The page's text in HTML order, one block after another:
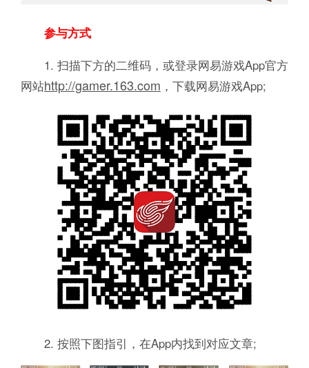
参与方式
1. 扫描下方的二维码，或登录网易游戏App官方
网站http://gamer.163.com ，下载网易游戏App;
2. 按照下图指引，在App内找到对应文章;